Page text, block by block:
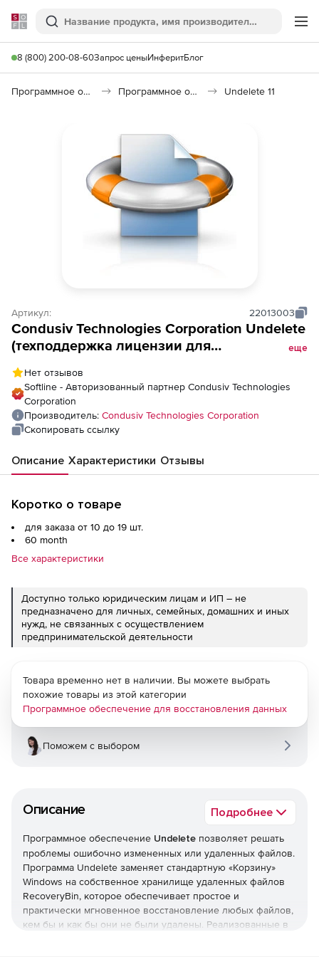
Softline
Поиск
8 (800) 200-08-60Запрос ценыИнферитБлог
Программное обеспечение для работы с файлами и дисками Программное обеспечение для восстановления данных Undelete 11
Артикул: 22013003
Condusiv Technologies Corporation Undelete
(техподдержка лицензии для
для версии Server. Количество лицензий
еще
Нет отзывов
Softline - Авторизованный партнер Condusiv Technologies
Corporation
Производитель: Condusiv Technologies Corporation
Скопировать ссылку
Описание Характеристики Отзывы
Коротко о товаре
для заказа от 10 до 19 шт.
60 month
Все характеристики
Доступно только юридическим лицам и ИП – не
предназначено для личных, семейных, домашних и иных
нужд, не связанных с осуществлением
предпринимательской деятельности
Описание Подробнее
Программное обеспечение Undelete позволяет решать
проблемы ошибочно измененных или удаленных файлов.
Программа Undelete заменяет стандартную «Корзину»
Windows на собственное хранилище удаленных файлов
RecoveryBin, которое обеспечивает простое и
практически мгновенное восстановление любых файлов,
кем бы и как бы они не были удалены. Реализованные в
Товара временно нет в наличии. Вы можете выбрать
похожие товары из этой категории
Программное обеспечение для восстановления данных
Поможем с выбором